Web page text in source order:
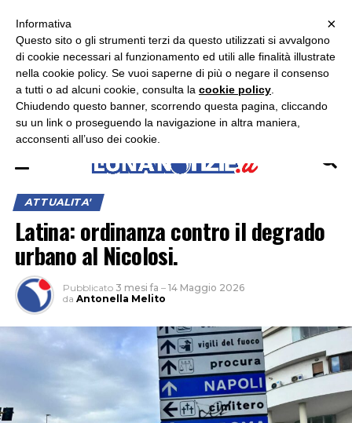
ASCOLTA RADIO LUNA
ATTUALITA'
Latina: ordinanza contro il degrado
urbano al Nicolosi.
Pubblicato 3 mesi fa – 14 Maggio 2026
da Antonella Melito
×
×
Informativa
Questo sito o gli strumenti terzi da questo utilizzati si avvalgono
di cookie necessari al funzionamento ed utili alle finalità illustrate
nella cookie policy. Se vuoi saperne di più o negare il consenso
a tutti o ad alcuni cookie, consulta la cookie policy
Chiudendo questo banner, scorrendo questa pagina, cliccando
su un link o proseguendo la navigazione in altra maniera,
acconsenti all’uso dei cookie.